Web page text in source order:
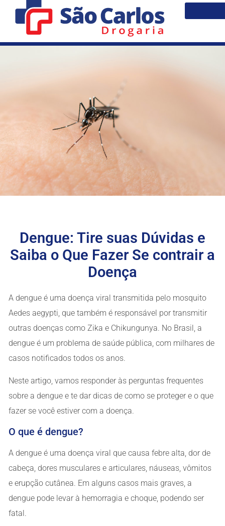
Dengue: Tire suas Dúvidas e
Saiba o Que Fazer Se contrair a
Doença
A dengue é uma doença viral transmitida pelo mosquito
Aedes aegypti, que também é responsável por transmitir
outras doenças como Zika e Chikungunya. No Brasil, a
dengue é um problema de saúde pública, com milhares de
casos notificados todos os anos.
Neste artigo, vamos responder às perguntas frequentes
sobre a dengue e te dar dicas de como se proteger e o que
fazer se você estiver com a doença.
O que é dengue?
A dengue é uma doença viral que causa febre alta, dor de
cabeça, dores musculares e articulares, náuseas, vômitos
e erupção cutânea. Em alguns casos mais graves, a
dengue pode levar à hemorragia e choque, podendo ser
fatal.